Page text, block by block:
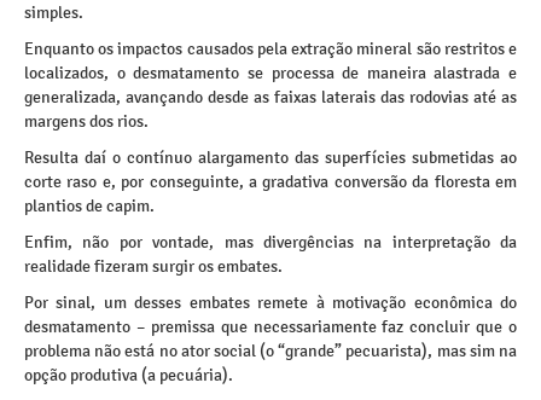
simples.
Enquanto os impactos causados pela extração mineral são restritos e
localizados, o desmatamento se processa de maneira alastrada e
generalizada, avançando desde as faixas laterais das rodovias até as
margens dos rios.
Resulta daí o contínuo alargamento das superfícies submetidas ao
corte raso e, por conseguinte, a gradativa conversão da floresta em
plantios de capim.
Enfim, não por vontade, mas divergências na interpretação da
realidade fizeram surgir os embates.
Por sinal, um desses embates remete à motivação econômica do
desmatamento – premissa que necessariamente faz concluir que o
problema não está no ator social (o “grande” pecuarista), mas sim na
opção produtiva (a pecuária).